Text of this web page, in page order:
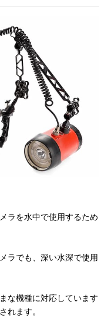
ラを水中で使用するため
ラでも、深い水深で使用
な機種に対応しています
れます。